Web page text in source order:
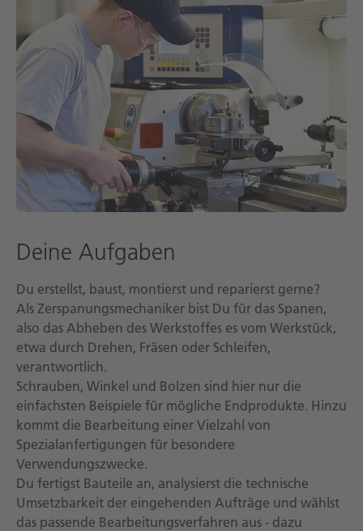
Technische Dokumentation
Karriere
Downloadcenter
English Deutsch
Deine Aufgaben
Du erstellst, baust, montierst und reparierst gerne?
Als Zerspanungsmechaniker bist Du für das Spanen,
also das Abheben des Werkstoffes es vom Werkstück,
etwa durch Drehen, Fräsen oder Schleifen,
verantwortlich.
Schrauben, Winkel und Bolzen sind hier nur die
einfachsten Beispiele für mögliche Endprodukte. Hinzu
kommt die Bearbeitung einer Vielzahl von
Spezialanfertigungen für besondere
Verwendungszwecke.
Du fertigst Bauteile an, analysierst die technische
Umsetzbarkeit der eingehenden Aufträge und wählst
das passende Bearbeitungsverfahren aus - dazu